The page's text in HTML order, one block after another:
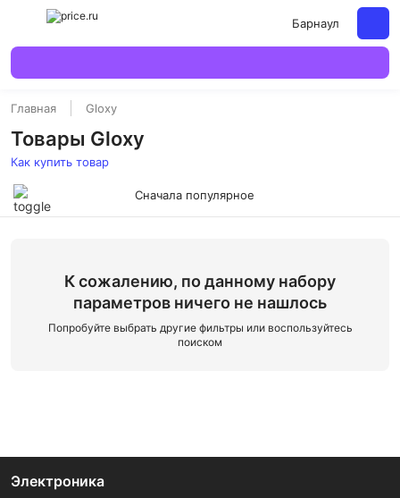
Барнаул
Главная Gloxy
Товары Gloxy
Как купить товар
Сначала популярное
К сожалению, по данному набору
параметров ничего не нашлось
Попробуйте выбрать другие фильтры или воспользуйтесь
поиском
Электроника